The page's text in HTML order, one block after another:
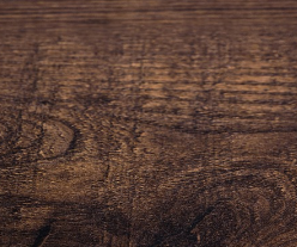
Uroda
Zakupy i opinie
Zdrowie